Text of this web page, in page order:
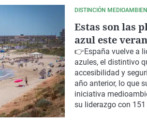
DISTINCIÓN
Estas son las
azul este
👉España vuelve a
azules, el distintivo
accesibilidad y
año anterior, lo que
iniciativa
su liderazgo con